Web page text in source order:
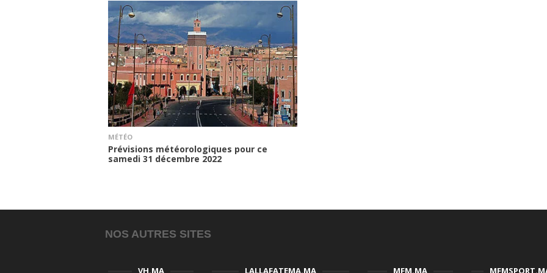
MÉTÉO
Prévisions météorologiques pour ce
samedi 31 décembre 2022
NOS AUTRES SITES
VH.MA LALLAFATEMA.MA MFM.MA